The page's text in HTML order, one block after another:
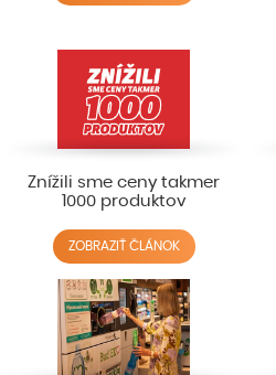
Znížili sme ceny takmer
1000 produktov
ZOBRAZIŤ ČLÁNOK